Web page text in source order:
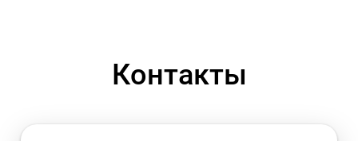
Контакты